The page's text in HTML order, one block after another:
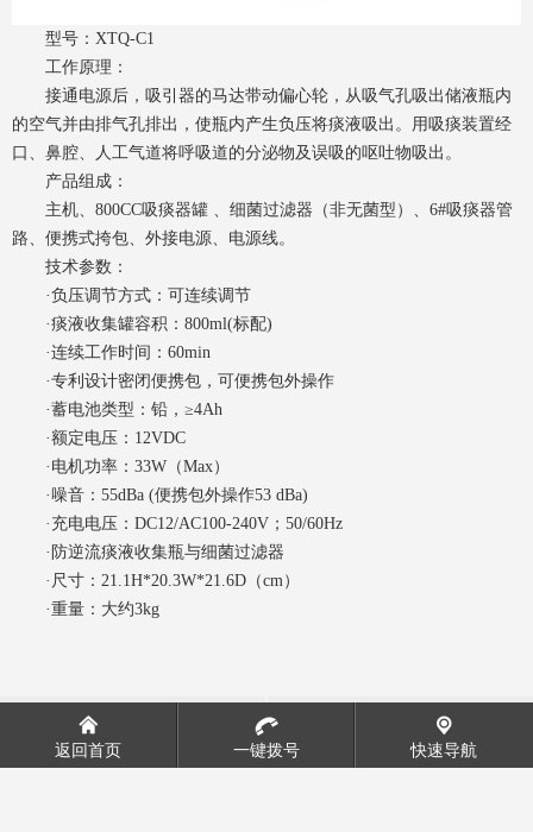
型号：XTQ-C1
工作原理：
接通电源后，吸引器的马达带动偏心轮，从吸气孔吸出储液瓶内
的空气并由排气孔排出，使瓶内产生负压将痰液吸出。用吸痰装置经
口、鼻腔、人工气道将呼吸道的分泌物及误吸的呕吐物吸出。
产品组成：
主机、800CC吸痰器罐 、细菌过滤器（非无菌型）、6#吸痰器管
路、便携式挎包、外接电源、电源线。
技术参数：
·负压调节方式：可连续调节
·痰液收集罐容积：800ml(标配)
·连续工作时间：60min
·专利设计密闭便携包，可便携包外操作
·蓄电池类型：铅，≥4Ah
·额定电压：12VDC
·电机功率：33W（Max）
·噪音：55dBa (便携包外操作53 dBa)
·充电电压：DC12/AC100-240V；50/60Hz
·防逆流痰液收集瓶与细菌过滤器
·尺寸：21.1H*20.3W*21.6D（cm）
·重量：大约3kg
返回首页 一键拨号 快速导航